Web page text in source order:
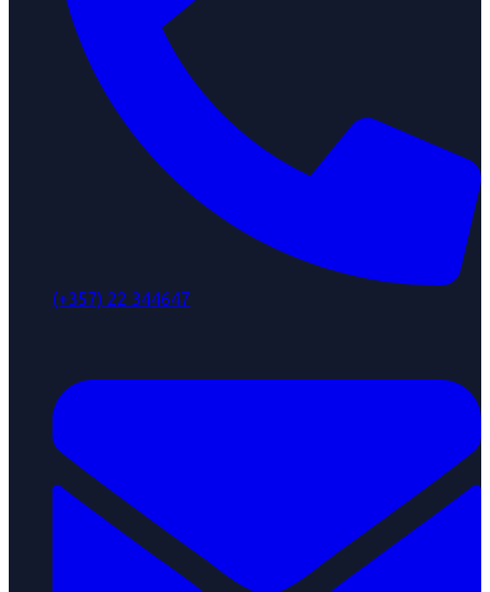
(+357) 22 344647